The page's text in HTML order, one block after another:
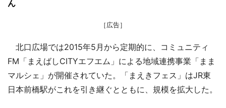
ん
［広告］
北口広場では2015年5月から定期的に、コミュニティ
FM「まえばしCITYエフエム」による地域連携事業「まま
マルシェ」が開催されていた。「まえきフェス」はJR東
日本前橋駅がこれを引き継ぐとともに、規模を拡大した。